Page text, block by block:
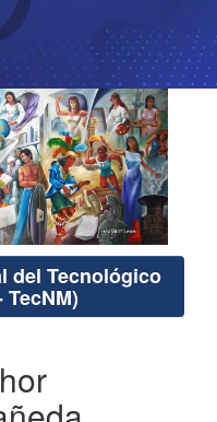
del Tecnológico